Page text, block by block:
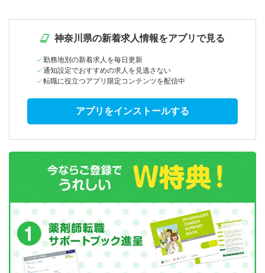
神奈川県の新着求人情報をアプリで見る
勤務地別の新着求人を毎日更新
通知設定でおすすめの求人を見逃さない
転職に役立つアプリ限定コンテンツを配信中
アプリをインストールする